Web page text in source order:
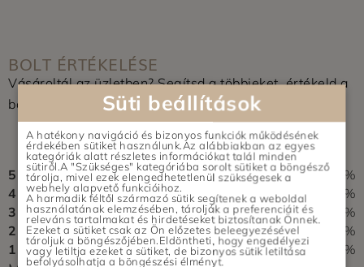
BOLT ÉRTÉKELÉSE
Vásároltál az üzletben? Segítsd a többieket, értékeld a
boltot és írj pár soros véleményt.
0,0
0 vélemény alapján
5
0%
4
0%
3
0%
2
0%
1
0%
Süti beállítások
A hatékony navigáció és bizonyos funkciók működésének
érdekében sütiket használunk.Az alábbiakban az egyes
kategóriák alatt részletes információkat talál minden
sütiről.A "Szükséges" kategóriába sorolt sütiket a böngésző
tárolja, mivel ezek elengedhetetlenül szükségesek a
webhely alapvető funkcióihoz.
A harmadik féltől származó sütik segítenek a weboldal
használatának elemzésében, tárolják a preferenciáit és
releváns tartalmakat és hirdetéseket biztosítanak Önnek.
Ezeket a sütiket csak az Ön előzetes beleegyezésével
tároljuk a böngészőjében.Eldöntheti, hogy engedélyezi
vagy letiltja ezeket a sütiket, de bizonyos sütik letiltása
befolyásolhatja a böngészési élményt.